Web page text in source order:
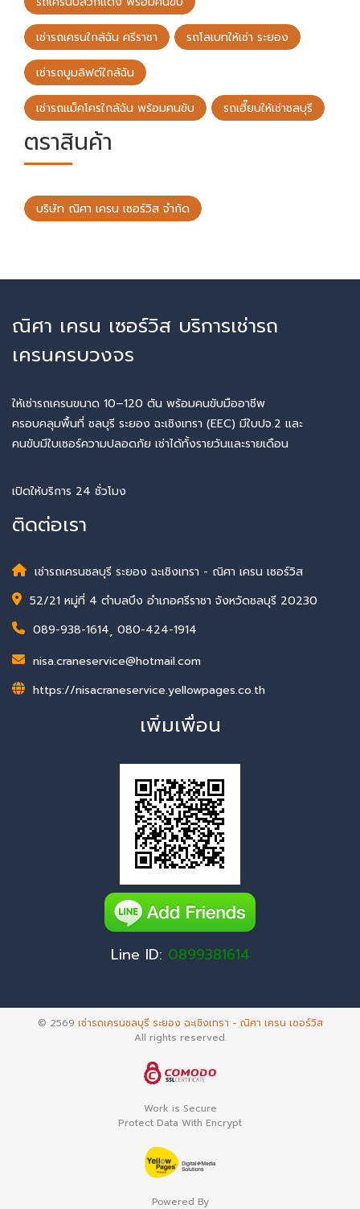
เช่ารถเครนใกล้ฉัน ศรีราชา รถโลเบทให้เช่า ระยอง
เช่ารถบูมลิฟต์ใกล้ฉัน
เช่ารถแม็คโครใกล้ฉัน พร้อมคนขับ รถเฮี๊ยบให้เช่าชลบุรี
ตราสินค้า
บริษัท ณิศา เครน เซอร์วิส จำกัด
ณิศา เครน เซอร์วิส บริการเช่ารถ
เครนครบวงจร
ให้เช่ารถเครนขนาด 10–120 ตัน พร้อมคนขับมืออาชีพ
ครอบคลุมพื้นที่ ชลบุรี ระยอง ฉะเชิงเทรา (EEC) มีใบปจ.2 และ
คนขับมีใบเซอร์ความปลอดภัย เช่าได้ทั้งรายวันและรายเดือน
เปิดให้บริการ 24 ชั่วโมง
ติดต่อเรา
เช่ารถเครนชลบุรี ระยอง ฉะเชิงเทรา - ณิศา เครน เซอร์วิส
52/21 หมู่ที่ 4 ตำบลบึง อำเภอศรีราชา จังหวัดชลบุรี 20230
089-938-1614, 080-424-1914
nisa.craneservice@hotmail.com
https://nisacraneservice.yellowpages.co.th
เพิ่มเพื่อน
Line ID: 0899381614
© 2569 เช่ารถเครนชลบุรี ระยอง ฉะเชิงเทรา - ณิศา เครน เซอร์วิส
All rights reserved.
Work is Secure
Protect Data With Encrypt
Powered By